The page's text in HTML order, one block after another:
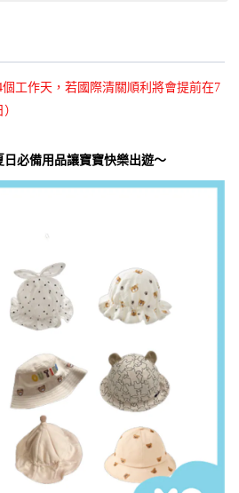
工作天，若國際清關順利將會提前在7
日必備用品讓寶寶快樂出遊～